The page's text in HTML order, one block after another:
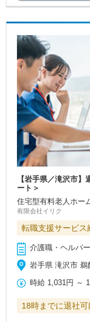
【岩手県／滝沢市
ート＞
住宅型有料老人ホ
有限会社イリク
転職支援サービス
介護職・ヘルパ
岩手県 滝沢市 鵜
時給 1,031円 ～
18時までに退社可